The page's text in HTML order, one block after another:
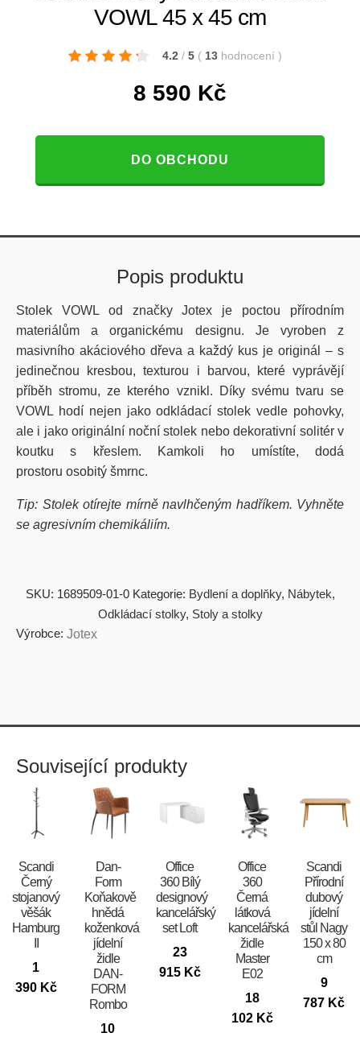
VOWL 45 x 45 cm
4.2 / 5 ( 13 hodnocení )
8 590 Kč
DO OBCHODU
Popis produktu
Stolek VOWL od značky Jotex je poctou přírodním
materiálům a organickému designu. Je vyroben z
masivního akáciového dřeva a každý kus je originál – s
jedinečnou kresbou, texturou i barvou, které vyprávějí
příběh stromu, ze kterého vznikl. Díky svému tvaru se
VOWL hodí nejen jako odkládací stolek vedle pohovky,
ale i jako originální noční stolek nebo dekorativní solitér v
koutku s křeslem. Kamkoli ho umístíte, dodá
prostoru osobitý šmrnc.
Tip: Stolek otírejte mírně navlhčeným hadříkem. Vyhněte
se agresivním chemikáliím.
SKU: 1689509-01-0 Kategorie: Bydlení a doplňky, Nábytek,
Odkládací stolky, Stoly a stolky
Výrobce: Jotex
Související produkty
Scandi
Černý
stojanový
věšák
Hamburg
1
390 Kč
​​​​​Dan-
Form
Koňakově
hnědá
koženková
jídelní
židle
DAN-
FORM
Rombo
10
Office
360 Bílý
designový
kancelářský
set Loft
23
915 Kč
Office
360
Černá
látková
kancelářská
židle
Master
E02
18
102 Kč
Scandi
Přírodní
dubový
jídelní
stůl Nagy
150 x 80
cm
9
787 Kč